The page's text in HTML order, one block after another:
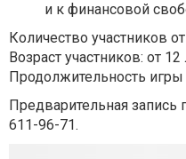
и к финансовой
Количество участников
Возраст участников: от 12
Продолжительность игры
Предварительная запись
611-96-71.